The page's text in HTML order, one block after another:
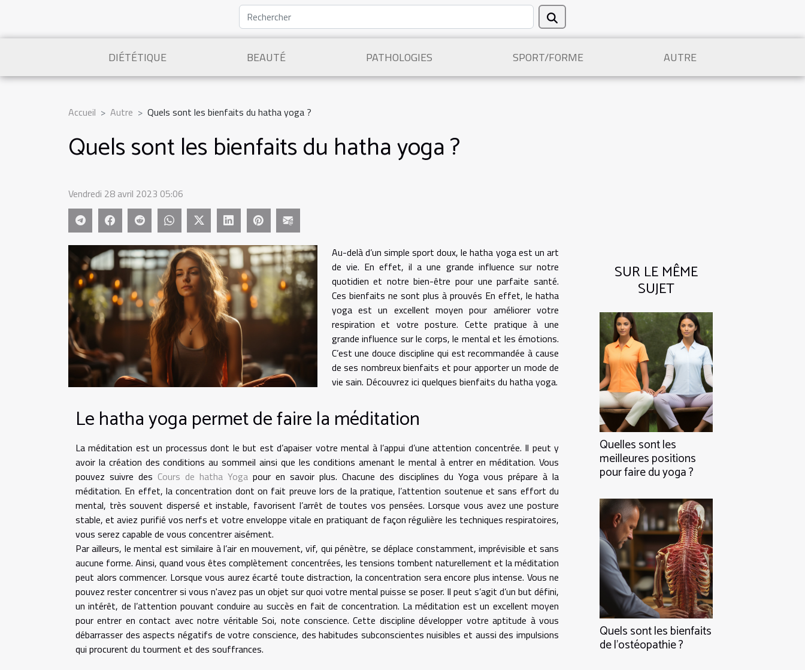
DIÉTÉTIQUE BEAUTÉ PATHOLOGIES SPORT/FORME AUTRE
Accueil Autre Quels sont les bienfaits du hatha yoga ?
Quels sont les bienfaits du hatha yoga ?
Vendredi 28 avril 2023 05:06
Au-delà d’un simple sport doux, le hatha yoga est un art
de vie. En effet, il a une grande influence sur notre
quotidien et notre bien-être pour une parfaite santé.
Ces bienfaits ne sont plus à prouvés En effet, le hatha
yoga est un excellent moyen pour améliorer votre
respiration et votre posture. Cette pratique à une
grande influence sur le corps, le mental et les émotions.
C’est une douce discipline qui est recommandée à cause
de ses nombreux bienfaits et pour apporter un mode de
vie sain. Découvrez ici quelques bienfaits du hatha yoga.
Le hatha yoga permet de faire la méditation
La méditation est un processus dont le but est d’apaiser votre mental à l’appui d’une attention concentrée. Il peut y
avoir la création des conditions au sommeil ainsi que les conditions amenant le mental à entrer en méditation. Vous
pouvez suivre des Cours de hatha Yoga pour en savoir plus. Chacune des disciplines du Yoga vous prépare à la
méditation. En effet, la concentration dont on fait preuve lors de la pratique, l’attention soutenue et sans effort du
mental, très souvent dispersé et instable, favorisent l’arrêt de toutes vos pensées. Lorsque vous avez une posture
stable, et aviez purifié vos nerfs et votre enveloppe vitale en pratiquant de façon régulière les techniques respiratoires,
vous serez capable de vous concentrer aisément.
Par ailleurs, le mental est similaire à l’air en mouvement, vif, qui pénètre, se déplace constamment, imprévisible et sans
aucune forme. Ainsi, quand vous êtes complètement concentrées, les tensions tombent naturellement et la méditation
peut alors commencer. Lorsque vous aurez écarté toute distraction, la concentration sera encore plus intense. Vous ne
pouvez rester concentrer si vous n'avez pas un objet sur quoi votre mental puisse se poser. Il peut s’agit d’un but défini,
un intérêt, de l’attention pouvant conduire au succès en fait de concentration. La méditation est un excellent moyen
pour entrer en contact avec notre véritable Soi, note conscience. Cette discipline développer votre aptitude à vous
débarrasser des aspects négatifs de votre conscience, des habitudes subconscientes nuisibles et aussi des impulsions
qui procurent du tourment et des souffrances.
SUR LE MÊME
SUJET
Quelles sont les
meilleures positions
pour faire du yoga ?
Quels sont les bienfaits
de l’ostéopathie ?